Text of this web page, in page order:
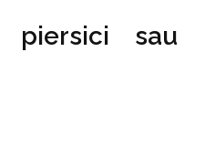
piersici sau